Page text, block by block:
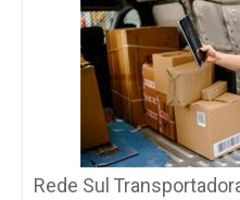
Rede Sul